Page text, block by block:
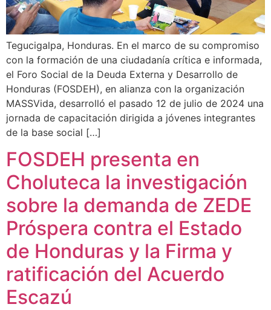
Tegucigalpa, Honduras. En el marco de su compromiso
con la formación de una ciudadanía crítica e informada,
el Foro Social de la Deuda Externa y Desarrollo de
Honduras (FOSDEH), en alianza con la organización
MASSVida, desarrolló el pasado 12 de julio de 2024 una
jornada de capacitación dirigida a jóvenes integrantes
de la base social […]
FOSDEH presenta en
Choluteca la investigación
sobre la demanda de ZEDE
Próspera contra el Estado
de Honduras y la Firma y
ratificación del Acuerdo
Escazú